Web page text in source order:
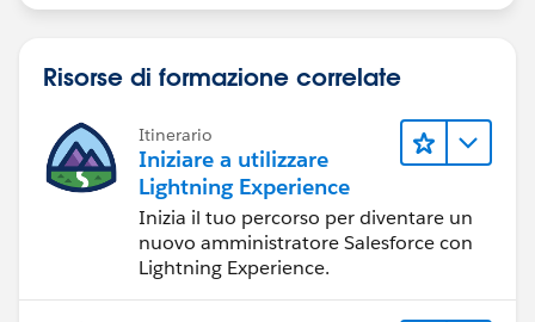
Risorse di formazione correlate
Itinerario
Iniziare a utilizzare
Lightning Experience
Inizia il tuo percorso per diventare un
nuovo amministratore Salesforce con
Lightning Experience.